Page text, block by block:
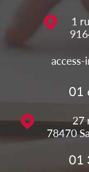
1
01
27
78470
01